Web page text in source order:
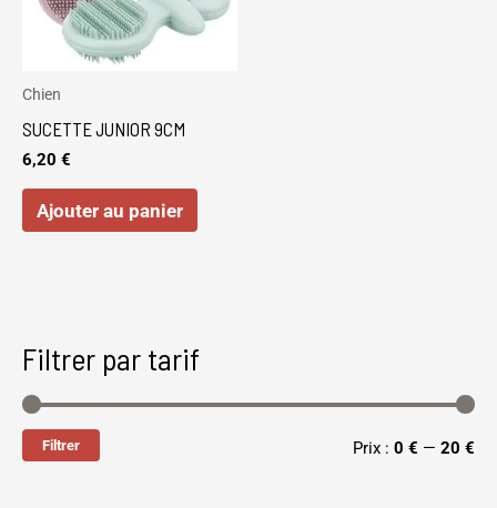
Chien
SUCETTE JUNIOR 9CM
6,20 €
Ajouter au panier
Filtrer par tarif
Filtrer Prix : 0 € — 20 €